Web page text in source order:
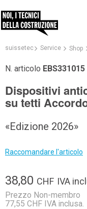
suissetec Service Shop
N. articolo EBS331015
Dispositivi
su tetti
«Edizione 2026»
Raccomandare l'articolo
38,80 CHF IVA
Prezzo Non-membro
77,55 CHF IVA inclusa.